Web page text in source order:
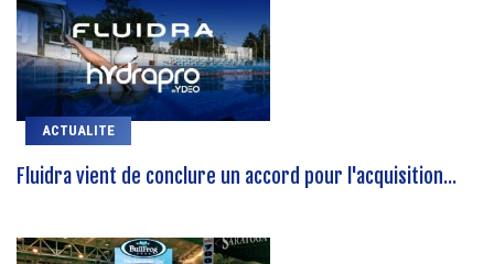
ACTUALITE
Fluidra vient de conclure un accord pour l'acquisition...